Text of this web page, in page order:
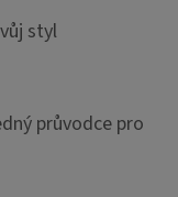
styl
průvodce pro